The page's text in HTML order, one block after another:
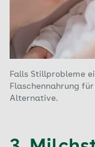
Falls Stillprobleme
Flaschennahrung
Alternative.